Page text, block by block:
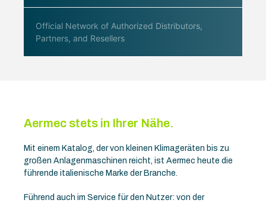
Official Network of Authorized Distributors,
Partners, and Resellers
Aermec stets in Ihrer Nähe.
Mit einem Katalog, der von kleinen Klimageräten bis zu
großen Anlagenmaschinen reicht, ist Aermec heute die
führende italienische Marke der Branche.
Führend auch im Service für den Nutzer: von der